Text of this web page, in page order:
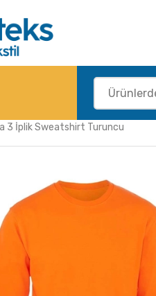
3 İplik Sweatshirt Turuncu